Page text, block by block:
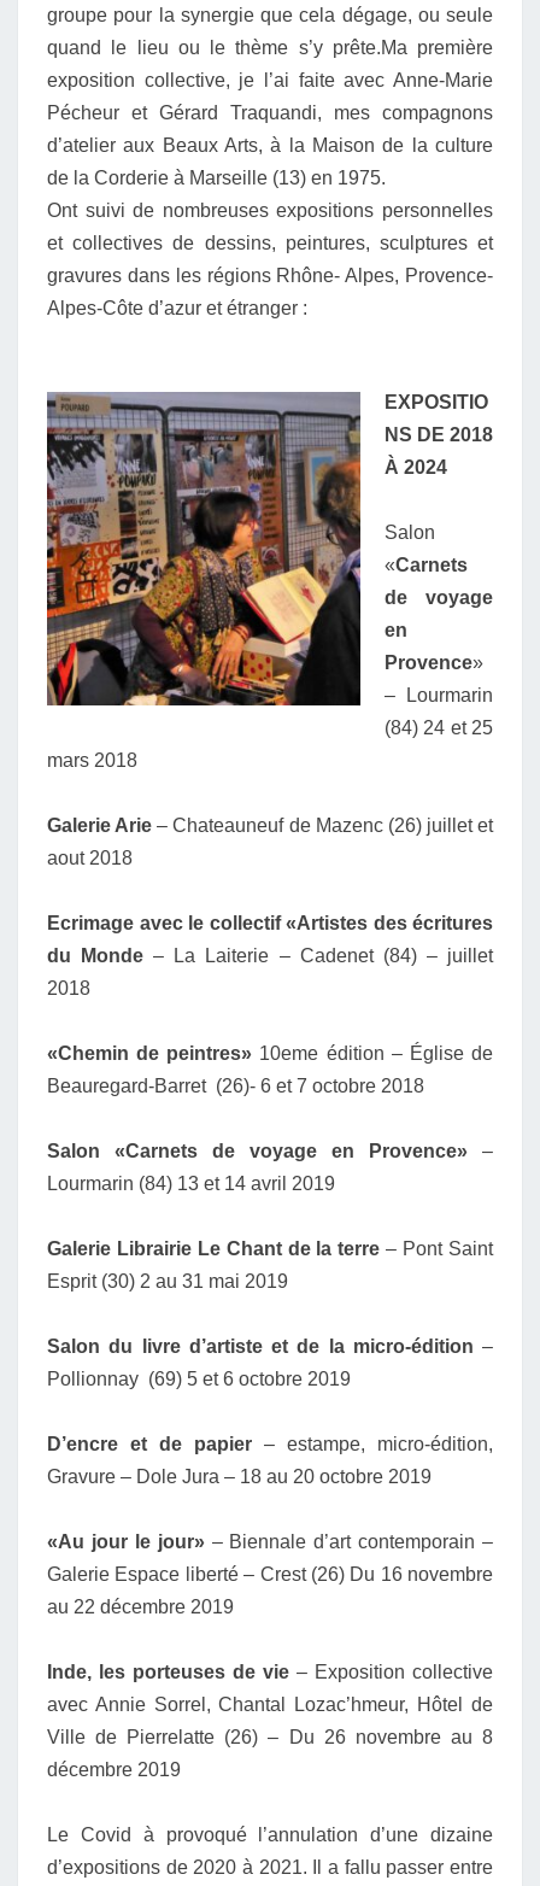
groupe pour la synergie que cela dégage, ou seule
quand le lieu ou le thème s’y prête.Ma première
exposition collective, je l’ai faite avec Anne-Marie
Pécheur et Gérard Traquandi, mes compagnons
d’atelier aux Beaux Arts, à la Maison de la culture
de la Corderie à Marseille (13) en 1975.
Ont suivi de nombreuses expositions personnelles
et collectives de dessins, peintures, sculptures et
gravures dans les régions Rhône- Alpes, Provence-
Alpes-Côte d’azur et étranger :
EXPOSITIO
NS DE 2018
À 2024
Salon
«Carnets
de voyage
en
Provence»
– Lourmarin
(84) 24 et 25
mars 2018
Galerie Arie – Chateauneuf de Mazenc (26) juillet et
aout 2018
Ecrimage avec le collectif «Artistes des écritures
du Monde – La Laiterie – Cadenet (84) – juillet
2018
«Chemin de peintres» 10eme édition – Église de
Beauregard-Barret (26)- 6 et 7 octobre 2018
Salon «Carnets de voyage en Provence» –
Lourmarin (84) 13 et 14 avril 2019
Galerie Librairie Le Chant de la terre – Pont Saint
Esprit (30) 2 au 31 mai 2019
Salon du livre d’artiste et de la micro-édition –
Pollionnay (69) 5 et 6 octobre 2019
D’encre et de papier – estampe, micro-édition,
Gravure – Dole Jura – 18 au 20 octobre 2019
«Au jour le jour»– Biennale d’art contemporain –
Galerie Espace liberté – Crest (26) Du 16 novembre
au 22 décembre 2019
Inde, les porteuses de vie – Exposition collective
avec Annie Sorrel, Chantal Lozac’hmeur, Hôtel de
Ville de Pierrelatte (26) – Du 26 novembre au 8
décembre 2019
Le Covid à provoqué l’annulation d’une dizaine
d’expositions de 2020 à 2021. Il a fallu passer entre